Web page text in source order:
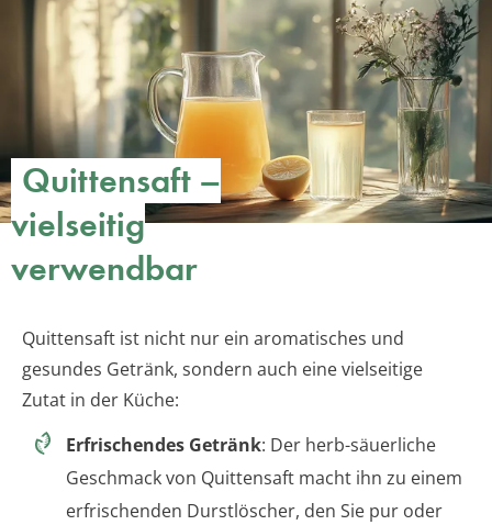
Quittensaft –
vielseitig
verwendbar
Quittensaft ist nicht nur ein aromatisches und
gesundes Getränk, sondern auch eine vielseitige
Zutat in der Küche:
Erfrischendes Getränk: Der herb-säuerliche
Geschmack von Quittensaft macht ihn zu einem
erfrischenden Durstlöscher, den Sie pur oder